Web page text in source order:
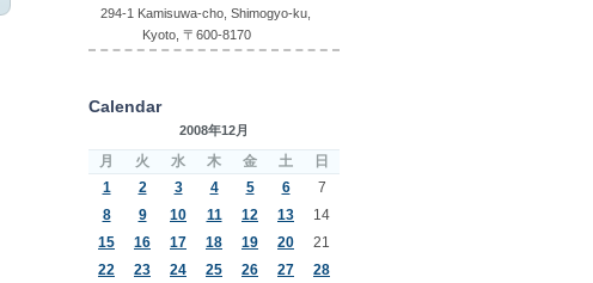
294-1 Kamisuwa-cho, Shimogyo-ku,
Kyoto, 〒600-8170
Calendar
2008年12月
月 火 水 木 金 土
日
1
2 3 4 5 6
7
8
9 10 11 12 13
14
15
16 17 18 19 20
21
22
23 24 25 26 27
28